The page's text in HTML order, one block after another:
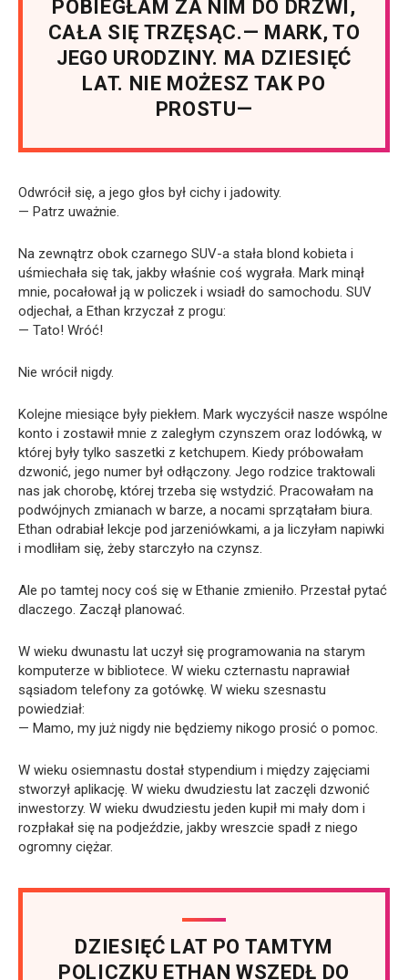
POBIEGŁAM ZA NIM DO DRZWI,
CAŁA SIĘ TRZĘSĄC.— MARK, TO
JEGO URODZINY. MA DZIESIĘĆ
LAT. NIE MOŻESZ TAK PO
PROSTU—
Odwrócił się, a jego głos był cichy i jadowity.
— Patrz uważnie.
Na zewnątrz obok czarnego SUV-a stała blond kobieta i
uśmiechała się tak, jakby właśnie coś wygrała. Mark minął
mnie, pocałował ją w policzek i wsiadł do samochodu. SUV
odjechał, a Ethan krzyczał z progu:
— Tato! Wróć!
Nie wrócił nigdy.
Kolejne miesiące były piekłem. Mark wyczyścił nasze wspólne
konto i zostawił mnie z zaległym czynszem oraz lodówką, w
której były tylko saszetki z ketchupem. Kiedy próbowałam
dzwonić, jego numer był odłączony. Jego rodzice traktowali
nas jak chorobę, której trzeba się wstydzić. Pracowałam na
podwójnych zmianach w barze, a nocami sprzątałam biura.
Ethan odrabiał lekcje pod jarzeniówkami, a ja liczyłam napiwki
i modliłam się, żeby starczyło na czynsz.
Ale po tamtej nocy coś się w Ethanie zmieniło. Przestał pytać
dlaczego. Zaczął planować.
W wieku dwunastu lat uczył się programowania na starym
komputerze w bibliotece. W wieku czternastu naprawiał
sąsiadom telefony za gotówkę. W wieku szesnastu
powiedział:
— Mamo, my już nigdy nie będziemy nikogo prosić o pomoc.
W wieku osiemnastu dostał stypendium i między zajęciami
stworzył aplikację. W wieku dwudziestu lat zaczęli dzwonić
inwestorzy. W wieku dwudziestu jeden kupił mi mały dom i
rozpłakał się na podjeździe, jakby wreszcie spadł z niego
ogromny ciężar.
DZIESIĘĆ LAT PO TAMTYM
POLICZKU ETHAN WSZEDŁ DO